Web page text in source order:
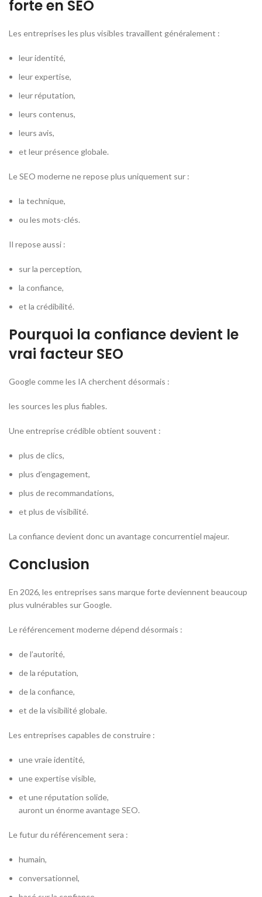
forte en SEO
Les entreprises les plus visibles travaillent généralement :
leur identité,
leur expertise,
leur réputation,
leurs contenus,
leurs avis,
et leur présence globale.
Le SEO moderne ne repose plus uniquement sur :
la technique,
ou les mots-clés.
Il repose aussi :
sur la perception,
la confiance,
et la crédibilité.
Pourquoi la confiance devient le
vrai facteur SEO
Google comme les IA cherchent désormais :
les sources les plus fiables.
Une entreprise crédible obtient souvent :
plus de clics,
plus d’engagement,
plus de recommandations,
et plus de visibilité.
La confiance devient donc un avantage concurrentiel majeur.
Conclusion
En 2026, les entreprises sans marque forte deviennent beaucoup
plus vulnérables sur Google.
Le référencement moderne dépend désormais :
de l’autorité,
de la réputation,
de la confiance,
et de la visibilité globale.
Les entreprises capables de construire :
une vraie identité,
une expertise visible,
et une réputation solide,
auront un énorme avantage SEO.
Le futur du référencement sera :
humain,
conversationnel,